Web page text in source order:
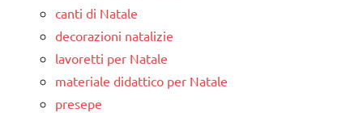
canti di Natale
decorazioni natalizie
lavoretti per Natale
materiale didattico per Natale
presepe